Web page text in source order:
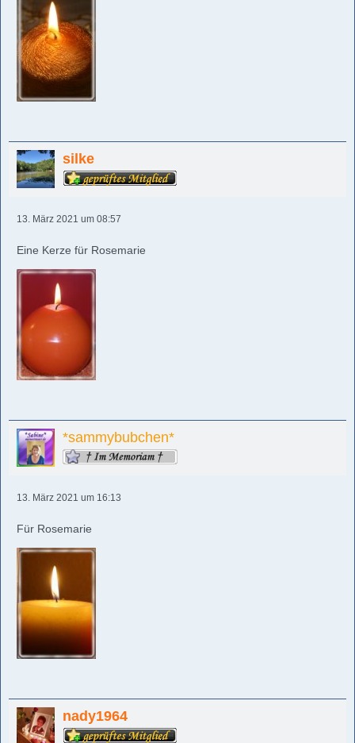
silke
13. März 2021 um 08:57
Eine Kerze für Rosemarie
*sammybubchen*
13. März 2021 um 16:13
Für Rosemarie
nady1964